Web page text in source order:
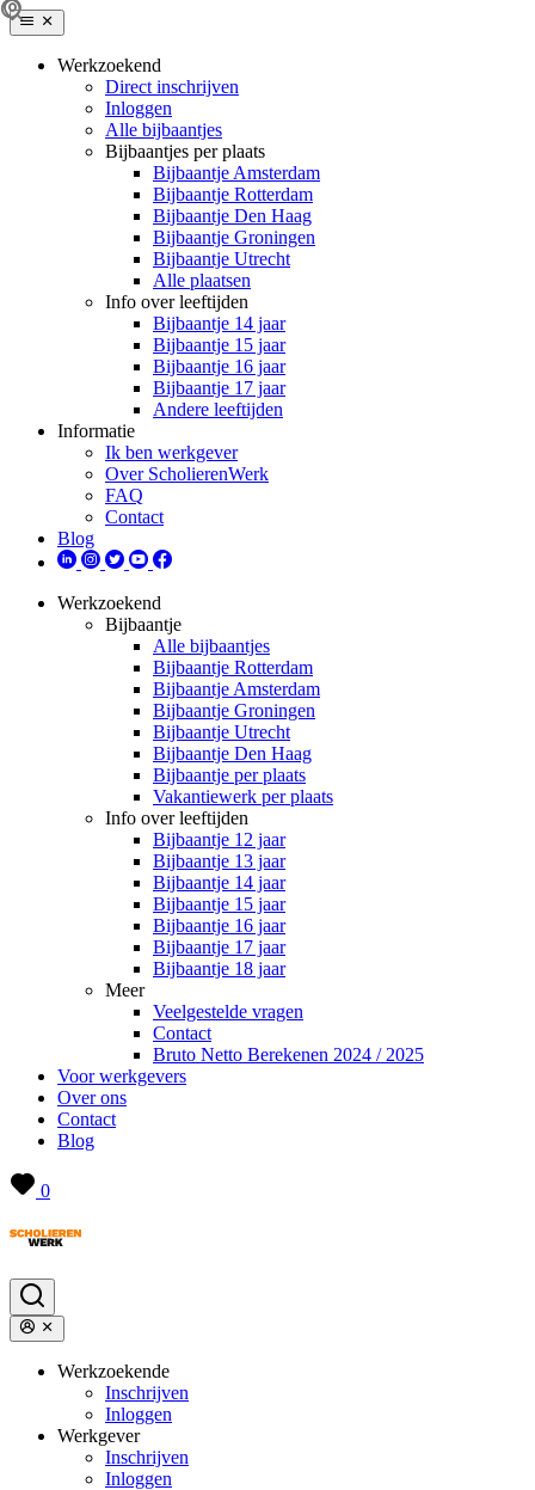
Werkzoekend
Direct inschrijven
Inloggen
Alle bijbaantjes
Bijbaantjes per plaats
Bijbaantje Amsterdam
Bijbaantje Rotterdam
Bijbaantje Den Haag
Bijbaantje Groningen
Bijbaantje Utrecht
Alle plaatsen
Info over leeftijden
Bijbaantje 14 jaar
Bijbaantje 15 jaar
Bijbaantje 16 jaar
Bijbaantje 17 jaar
Andere leeftijden
Informatie
Ik ben werkgever
Over ScholierenWerk
FAQ
Contact
Blog
Werkzoekend
Bijbaantje
Alle bijbaantjes
Bijbaantje Rotterdam
Bijbaantje Amsterdam
Bijbaantje Groningen
Bijbaantje Utrecht
Bijbaantje Den Haag
Bijbaantje per plaats
Vakantiewerk per plaats
Info over leeftijden
Bijbaantje 12 jaar
Bijbaantje 13 jaar
Bijbaantje 14 jaar
Bijbaantje 15 jaar
Bijbaantje 16 jaar
Bijbaantje 17 jaar
Bijbaantje 18 jaar
Meer
Veelgestelde vragen
Contact
Bruto Netto Berekenen 2024 / 2025
Voor werkgevers
Over ons
Contact
Blog
0
Werkzoekende
Inschrijven
Inloggen
Werkgever
Inschrijven
Inloggen